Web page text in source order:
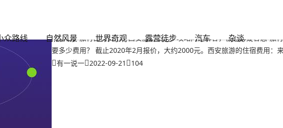
众路线 自然风景 世界奇观 露营徒步 汽车 杂谈
【前言】旅行西安费用？西安旅游费用？攻略问题解答，快速解疑答惑“旅
要多少费用？ 截止2020年2月报价，大约2000元。西安旅游的住宿费用：
有一说一 2022-09-21 104